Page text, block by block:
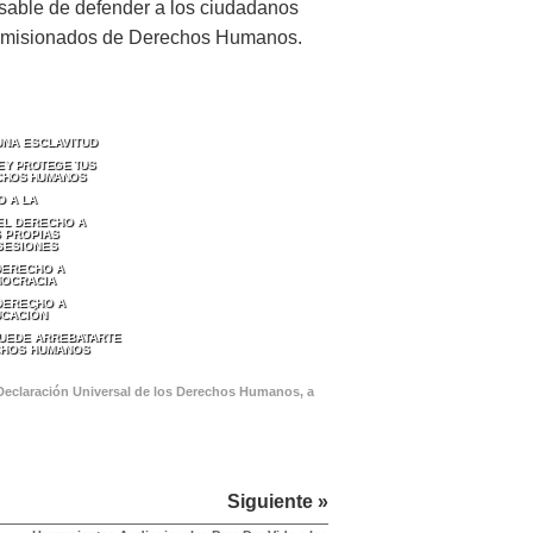
de defender a los ciudadanos
de Derechos Humanos.
ESCLAVITUD
PROTEGE TUS
HUMANOS
A LA
DERECHO A
PROPIAS
A
A
ARREBATARTE
HUMANOS
Universal de los Derechos Humanos, a
Siguiente »